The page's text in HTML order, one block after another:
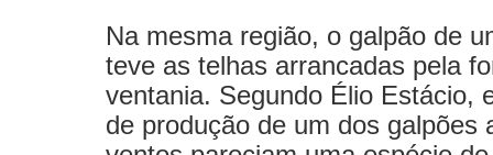
Na mesma região, o galpão de
teve as telhas arrancadas pela
ventania. Segundo Élio Estácio,
de produção de um dos galpões